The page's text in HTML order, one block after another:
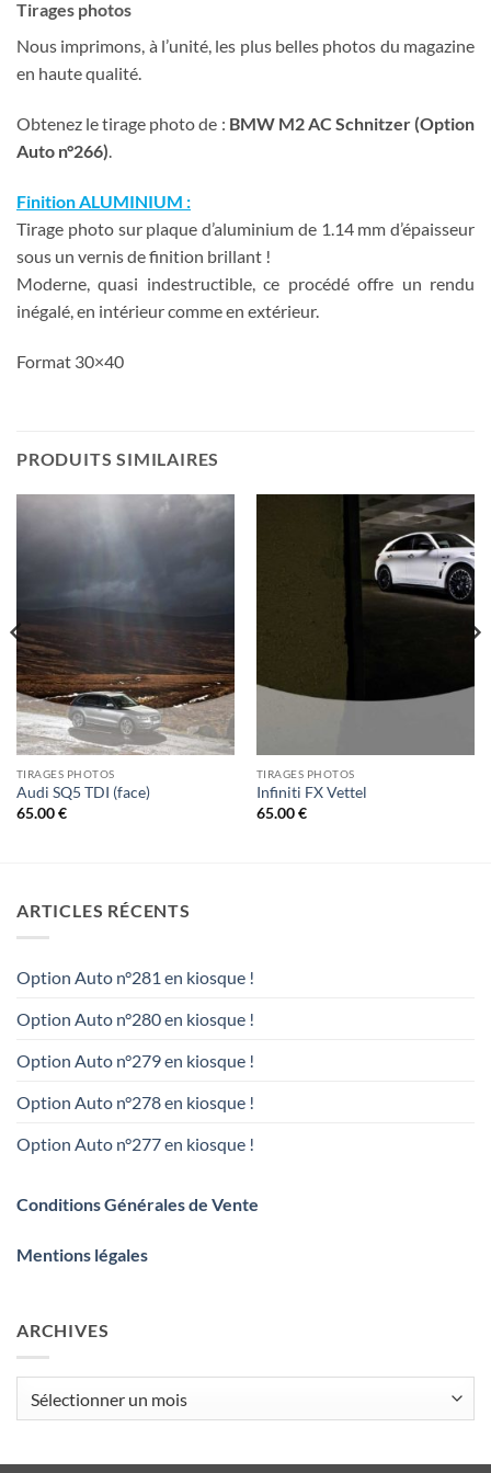
Tirages photos
Nous imprimons, à l’unité, les plus belles photos du magazine
en haute qualité.
Obtenez le tirage photo de : BMW M2 AC Schnitzer (Option
Auto n°266).
Finition ALUMINIUM :
Tirage photo sur plaque d’aluminium de 1.14 mm d’épaisseur
sous un vernis de finition brillant !
Moderne, quasi indestructible, ce procédé offre un rendu
inégalé, en intérieur comme en extérieur.
Format 30×40
PRODUITS SIMILAIRES
TIRAGES PHOTOS
Audi SQ5 TDI (face)
65.00€
TIRAGES PHOTOS
Infiniti FX Vettel
65.00€
ARTICLES RÉCENTS
Option Auto n°281 en kiosque !
Option Auto n°280 en kiosque !
Option Auto n°279 en kiosque !
Option Auto n°278 en kiosque !
Option Auto n°277 en kiosque !
Conditions Générales de Vente
Mentions légales
ARCHIVES